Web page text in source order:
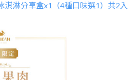
淇淋分享盒x1（4種口味選1）共2入